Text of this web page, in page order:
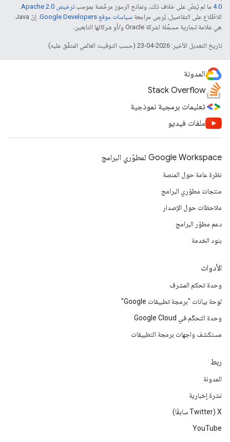
4.0‏ ما لم يُنصّ على خلاف ذلك، ونماذج الرموز مرخّصة بموجبترخيص Apache 2.0‏
.
للاطّلاع على التفاصيل، يُرجى مراجعة سياسات موقع Google Developers‏
. إنّ Java
هي علامة تجارية مسجَّلة لشركة Oracle و/أو شركائها التابعين.
تاريخ التعديل الأخير: 2026-04-23 (حسب التوقيت العالمي المتفَّق عليه)
المدونة
Stack Overflow
تعليمات برمجية نموذجية
ملفات فيديو
Google Workspace لمطوّري البرامج
نظرة عامة حول المنصة
منتجات مطوّري البرامج
ملاحظات حول الإصدار
دعم مطوّر البرامج
بنود الخدمة
الأدوات
وحدة تحكم المشرف
لوحة بيانات "برمجة تطبيقات Google"
وحدة التحكّم في Google Cloud
مستكشف واجهات برمجة التطبيقات
ربط
المدونة
نشرة إخبارية
‫X ‏(Twitter سابقًا)
YouTube